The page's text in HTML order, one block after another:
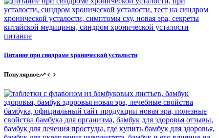
Питание при синдроме хронической усталости
Популярное